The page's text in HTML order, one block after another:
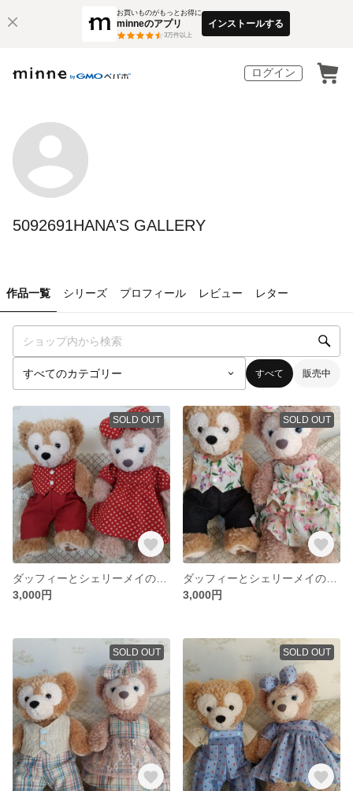
お買いものがもっとお得に
minneのアプリ
3万件以上
インストールする
ログイン
5092691HANA'S GALLERY
作品一覧 シリーズ プロフィール レビュー レター
すべて 販売中
SOLD OUT
3,000円
SOLD OUT
3,000円
SOLD OUT SOLD OUT